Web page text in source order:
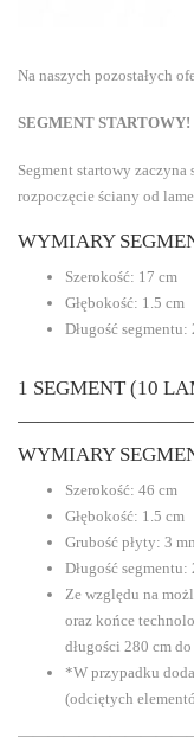
Na naszych pozostałych
SEGMENT STARTOWY!
Segment startowy
rozpoczęcie ściany od
WYMIARY
Szerokość: 17 cm
Głębokość: 1.5 cm
Długość
1 SEGMENT (10
WYMIARY
Szerokość: 46 cm
Głębokość: 1.5 cm
Grubość płyty: 3
Długość
Ze względu na
oraz końce
długości 280 cm
*W przypadku
(odciętych